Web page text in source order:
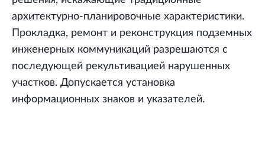
архитектурно-планировочные характеристики.
Прокладка, ремонт и реконструкция подземных
инженерных коммуникаций разрешаются с
последующей рекультивацией нарушенных
участков. Допускается установка
информационных знаков и указателей.